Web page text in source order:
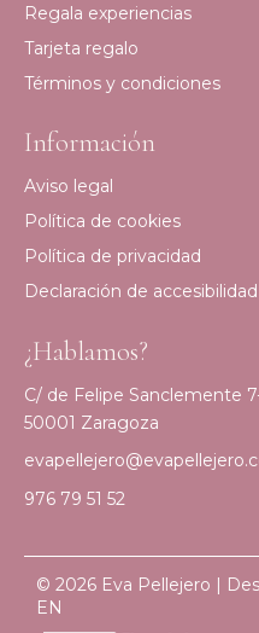
Regala experiencias
Tarjeta regalo
Términos y condiciones
Información
Aviso legal
Política de cookies
Política de privacidad
Declaración de accesibilidad
¿Hablamos?
C/ de Felipe Sanclemente
50001 Zaragoza
976 79 51 52
© 2026 Eva Pellejero |
EN